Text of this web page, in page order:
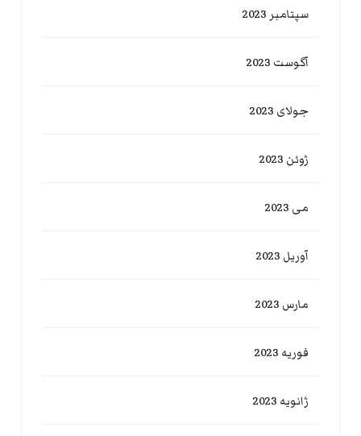
سپتامبر 2023
آگوست 2023
جولای 2023
ژوئن 2023
می 2023
آوریل 2023
مارس 2023
فوریه 2023
ژانویه 2023